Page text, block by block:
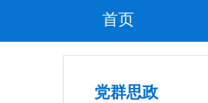
首页
党群思政